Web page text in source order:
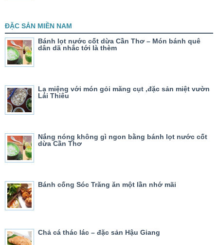
ĐẶC SẢN MIỀN NAM
Bánh lọt nước cốt dừa Cần Thơ – Món bánh quê
dân dã nhắc tới là thèm
Lạ miệng với món gỏi măng cụt ,đặc sản miệt vườn
Lái Thiêu
Nắng nóng không gì ngon bằng bánh lọt nước cốt
dừa Cần Thơ
Bánh cống Sóc Trăng ăn một lần nhớ mãi
Chả cá thác lác – đặc sản Hậu Giang